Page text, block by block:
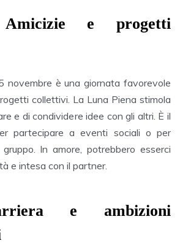
Amicizie e progetti
novembre è una giornata favorevole
collettivi. La Luna Piena stimola
e di condividere idee con gli altri. È il
partecipare a eventi sociali o per
In amore, potrebbero esserci
e intesa con il partner.
e ambizioni